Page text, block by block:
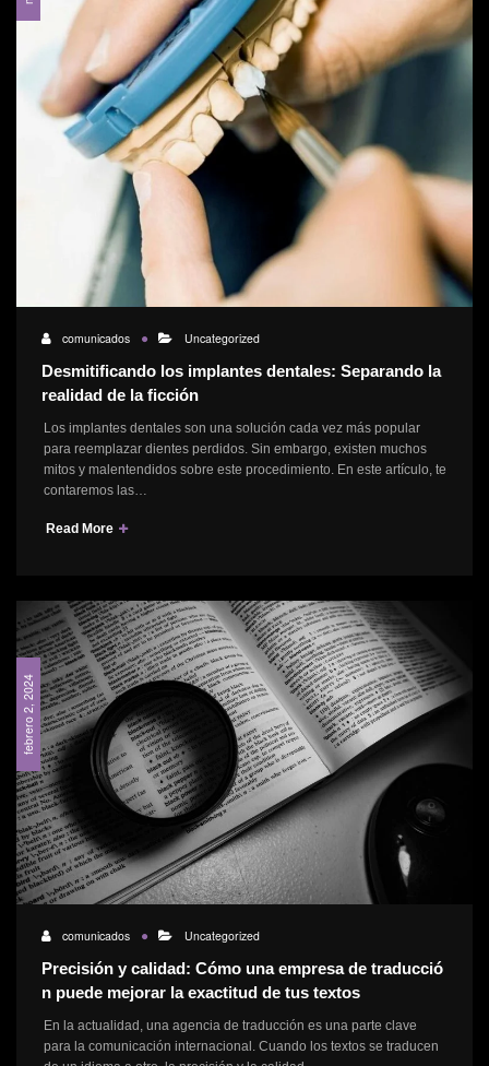
comunicados Uncategorized
Desmitificando los implantes dentales: Separando la
realidad de la ficción
Los implantes dentales son una solución cada vez más popular
para reemplazar dientes perdidos. Sin embargo, existen muchos
mitos y malentendidos sobre este procedimiento. En este artículo, te
contaremos las…
Read More
febrero 2, 2024
comunicados Uncategorized
Precisión y calidad: Cómo una empresa de traducció
n puede mejorar la exactitud de tus textos
En la actualidad, una agencia de traducción es una parte clave
para la comunicación internacional. Cuando los textos se traducen